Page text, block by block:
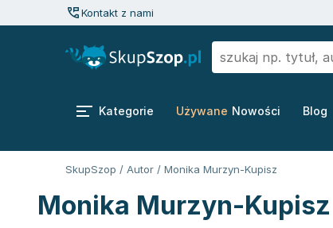
Kontakt z nami
Kategorie Używane Nowości Blog
SkupSzop / Autor / Monika Murzyn-Kupisz
Monika Murzyn-